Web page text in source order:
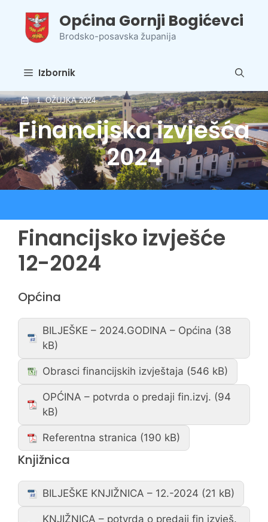
sadržaj
Općina Gornji Bogićevci
Brodsko-posavska županija
Izbornik
1. OŽUJKA 2024.
Financijska izvješća
2024
Financijsko izvješće
12-2024
Općina
BILJEŠKE – 2024.GODINA – Općina
Obrasci financijskih izvještaja
OPĆINA – potvrda o predaji fin.izvj.
Referentna stranica
Knjižnica
BILJEŠKE KNJIŽNICA – 12.-2024
KNJIŽNICA – potvrda o predaji fin izvješ.